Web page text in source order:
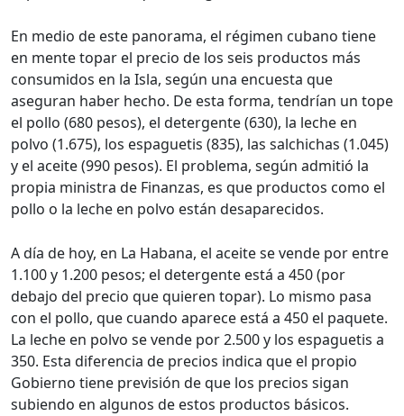
En medio de este panorama, el régimen cubano tiene
en mente topar el precio de los seis productos más
consumidos en la Isla, según una encuesta que
aseguran haber hecho. De esta forma, tendrían un tope
el pollo (680 pesos), el detergente (630), la leche en
polvo (1.675), los espaguetis (835), las salchichas (1.045)
y el aceite (990 pesos). El problema, según admitió la
propia ministra de Finanzas, es que productos como el
pollo o la leche en polvo están desaparecidos.
A día de hoy, en La Habana, el aceite se vende por entre
1.100 y 1.200 pesos; el detergente está a 450 (por
debajo del precio que quieren topar). Lo mismo pasa
con el pollo, que cuando aparece está a 450 el paquete.
La leche en polvo se vende por 2.500 y los espaguetis a
350. Esta diferencia de precios indica que el propio
Gobierno tiene previsión de que los precios sigan
subiendo en algunos de estos productos básicos.